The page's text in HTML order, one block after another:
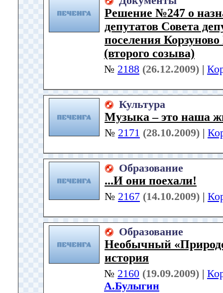
Решение №247 о
депутатов Совета
поселения
(второго созыва)
№ 2188 (26.12.2009) |
Культура
Музыка – это наша
№ 2171 (28.10.2009) |
Образование
...И они поехали!
№ 2167 (14.10.2009) |
Образование
Необычный
история
№ 2160 (19.09.2009) |
А.Булыгин